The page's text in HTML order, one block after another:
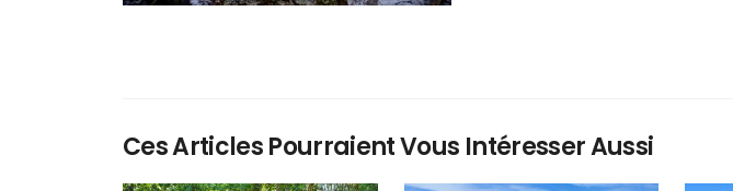
Ces Articles Pourraient Vous Intéresser Aussi